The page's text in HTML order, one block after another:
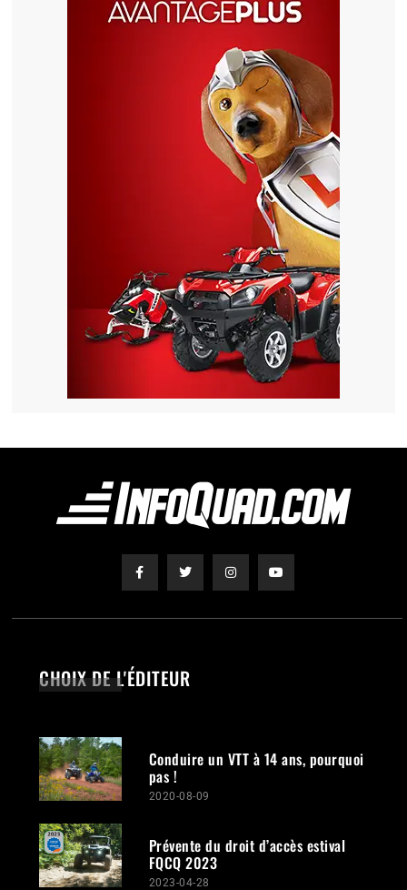
CHOIX DE L'ÉDITEUR
Conduire un VTT à 14 ans, pourquoi
pas !
2020-08-09
Prévente du droit d’accès estival
FQCQ 2023
2023-04-28